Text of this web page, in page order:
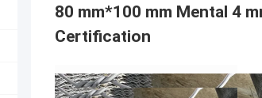
80 mm*100 mm Mental 4
Certification